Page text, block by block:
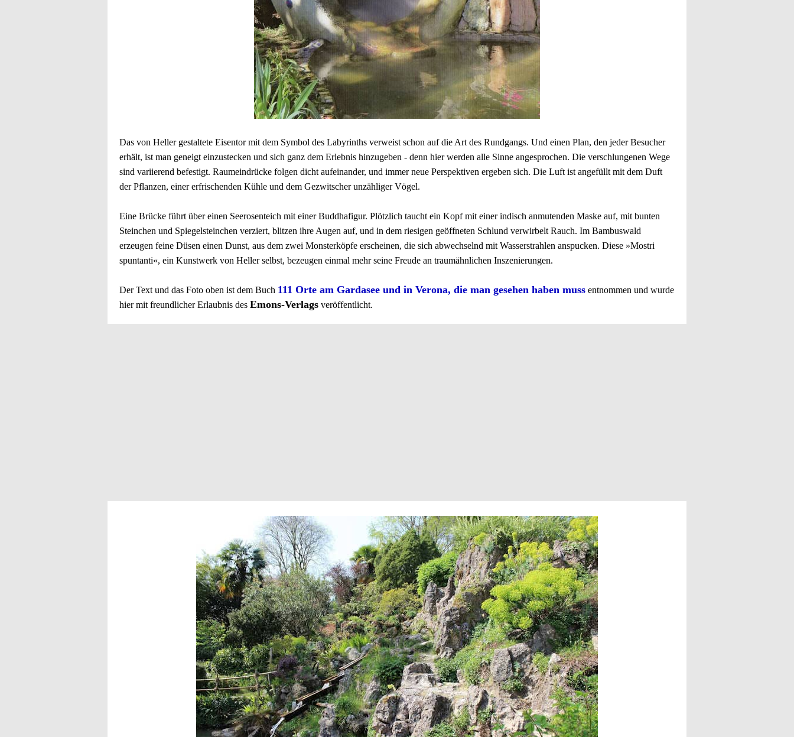
Das von Heller gestaltete Eisentor mit dem Symbol des Labyrinths verweist schon auf die Art des Rundgangs. Und einen Plan, den jeder Besucher
erhält, ist man geneigt einzustecken und sich ganz dem Erlebnis hinzugeben - denn hier werden alle Sinne angesprochen. Die verschlungenen Wege
sind variierend befestigt. Raumeindrücke folgen dicht aufeinander, und immer neue Perspektiven ergeben sich. Die Luft ist angefüllt mit dem Duft
der Pflanzen, einer erfrischenden Kühle und dem Gezwitscher unzähliger Vögel.
Eine Brücke führt über einen Seerosenteich mit einer Buddhafigur. Plötzlich taucht ein Kopf mit einer indisch anmutenden Maske auf, mit bunten
Steinchen und Spiegelsteinchen verziert, blitzen ihre Augen auf, und in dem riesigen geöffneten Schlund verwirbelt Rauch. Im Bambuswald
erzeugen feine Düsen einen Dunst, aus dem zwei Monsterköpfe erscheinen, die sich abwechselnd mit Wasserstrahlen anspucken. Diese »Mostri
spuntanti«, ein Kunstwerk von Heller selbst, bezeugen einmal mehr seine Freude an traumähnlichen Inszenierungen.
Der Text und das Foto oben ist dem Buch 111 Orte am Gardasee und in Verona, die man gesehen haben muss entnommen und wurde
hier mit freundlicher Erlaubnis des Emons-Verlags veröffentlicht.